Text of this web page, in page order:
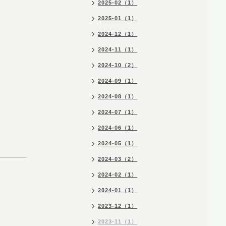
2025-02（1）
2025-01（1）
2024-12（1）
2024-11（1）
2024-10（2）
2024-09（1）
2024-08（1）
2024-07（1）
2024-06（1）
2024-05（1）
2024-03（2）
2024-02（1）
2024-01（1）
2023-12（1）
2023-11（1）